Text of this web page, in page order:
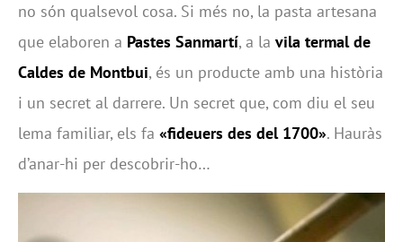
no són qualsevol cosa. Si més no, la pasta artesana
que elaboren a Pastes Sanmartí, a la vila termal de
Caldes de Montbui, és un producte amb una història
i un secret al darrere. Un secret que, com diu el seu
lema familiar, els fa «fideuers des del 1700». Hauràs
d’anar-hi per descobrir-ho…